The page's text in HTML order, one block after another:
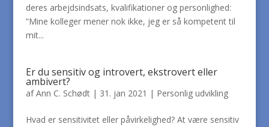
deres arbejdsindsats, kvalifikationer og personlighed:
”Mine kolleger mener nok ikke, jeg er så kompetent til
mit...
Er du sensitiv og introvert, ekstrovert eller
ambivert?
afAnn C. Schødt| 31. jan 2021 | Personlig udvikling
Hvad er sensitivitet eller påvirkelighed? At være sensitiv